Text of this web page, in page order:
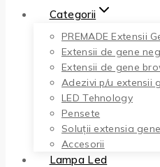
Categorii
PREMADE Extensii
Extensii de gene
Extensii de gene
Adezivi p/u extensii
LED Tehnology
Pensete
Soluții extensia
Accesorii
Lampa Led